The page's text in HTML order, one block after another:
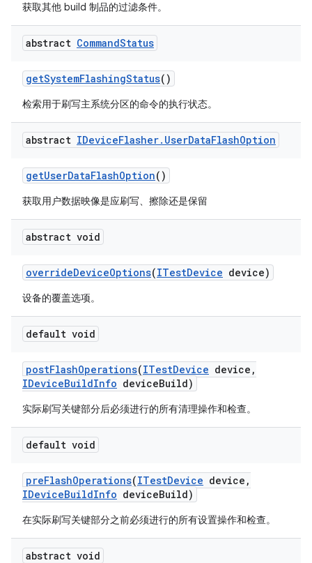
获取其他 build 制品的过滤条件。
abstract CommandStatus
getSystemFlashingStatus()
检索用于刷写主系统分区的命令的执行状态。
abstract IDeviceFlasher. UserDataFlashOption
getUserDataFlashOption()
获取用户数据映像是应刷写、擦除还是保留
abstract void
overrideDeviceOptions(ITestDevice device)
设备的覆盖选项。
default void
postFlashOperations(ITestDevice device ,
IDeviceBuildInfo deviceBuild)
实际刷写关键部分后必须进行的所有清理操作和检查。
default void
preFlashOperations(ITestDevice device ,
IDeviceBuildInfo deviceBuild)
在实际刷写关键部分之前必须进行的所有设置操作和检查。
abstract void